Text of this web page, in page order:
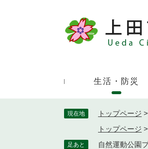
。
生活・防災
現在地 トップページ >
トップページ >
足あと 自然運動公園